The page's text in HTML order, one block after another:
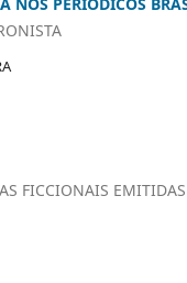
NOS PERIÓDICOS
FICCIONAIS